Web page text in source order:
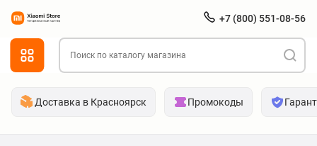
+7 (800) 551-08-56
Доставка в Красноярск Промокоды